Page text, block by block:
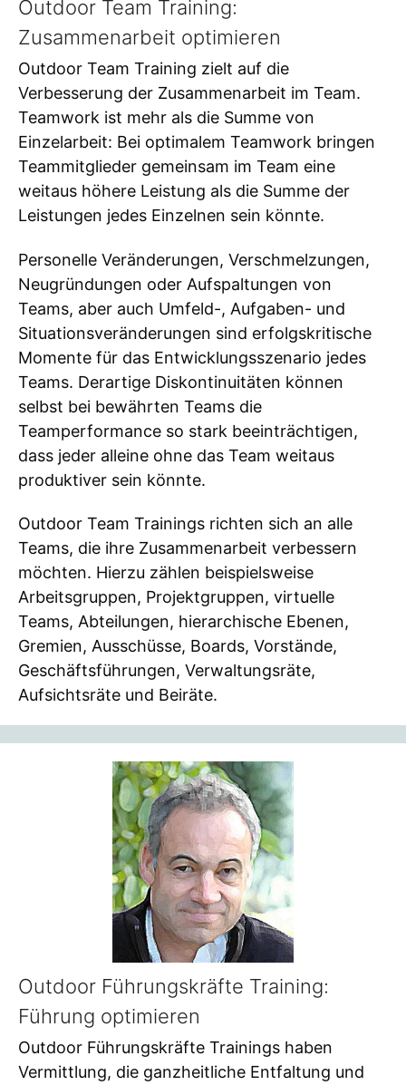
Outdoor Team Training:
Zusammenarbeit optimieren
Outdoor Team Training zielt auf die
Verbesserung der Zusammenarbeit im Team.
Teamwork ist mehr als die Summe von
Einzelarbeit: Bei optimalem Teamwork bringen
Teammitglieder gemeinsam im Team eine
weitaus höhere Leistung als die Summe der
Leistungen jedes Einzelnen sein könnte.
Personelle Veränderungen, Verschmelzungen,
Neugründungen oder Aufspaltungen von
Teams, aber auch Umfeld-, Aufgaben- und
Situationsveränderungen sind erfolgskritische
Momente für das Entwicklungsszenario jedes
Teams. Derartige Diskontinuitäten können
selbst bei bewährten Teams die
Teamperformance so stark beeinträchtigen,
dass jeder alleine ohne das Team weitaus
produktiver sein könnte.
Outdoor Team Trainings richten sich an alle
Teams, die ihre Zusammenarbeit verbessern
möchten. Hierzu zählen beispielsweise
Arbeitsgruppen, Projektgruppen, virtuelle
Teams, Abteilungen, hierarchische Ebenen,
Gremien, Ausschüsse, Boards, Vorstände,
Geschäftsführungen, Verwaltungsräte,
Aufsichtsräte und Beiräte.
Outdoor Führungskräfte Training:
Führung optimieren
Outdoor Führungskräfte Trainings haben
Vermittlung, die ganzheitliche Entfaltung und